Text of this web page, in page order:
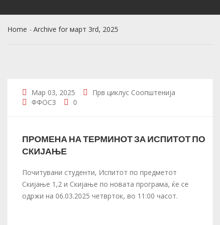
Home Archive for март 3rd, 2025
Мар 03, 2025 Прв циклус Соопштенија
ФФОСЗ
0
ПРОМЕНА НА ТЕРМИНОТ ЗА ИСПИТОТ ПО
СКИЈАЊЕ
Почитувани студенти, Испитот по предметот
Скијање 1,2 и Скијање по новата програма, ќе се
одржи на 06.03.2025 четврток, во 11:00 часот.